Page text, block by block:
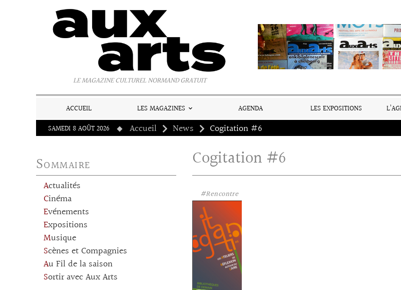
LE MAGAZINE CULTUREL NORMAND GRATUIT
ACCUEIL LES MAGAZINES AGENDA LES EXPOSITIONS
SAMEDI 8 AOÛT 2026
Accueil News Cogitation #6
Sommaire
Actualités
Cinéma
Evénements
Expositions
Musique
Scènes et Compagnies
Au Fil de la saison
Sortir avec Aux Arts
Cogitation #6
#Rencontre
Panneau de gestion des cookies